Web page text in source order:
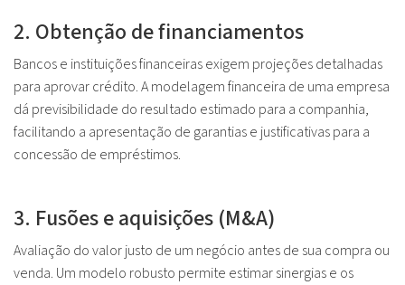
2. Obtenção de financiamentos
Bancos e instituições financeiras exigem projeções detalhadas
para aprovar crédito. A modelagem financeira de uma empresa
dá previsibilidade do resultado estimado para a companhia,
facilitando a apresentação de garantias e justificativas para a
concessão de empréstimos.
3. Fusões e aquisições (M&A)
Avaliação do valor justo de um negócio antes de sua compra ou
venda. Um modelo robusto permite estimar sinergias e os